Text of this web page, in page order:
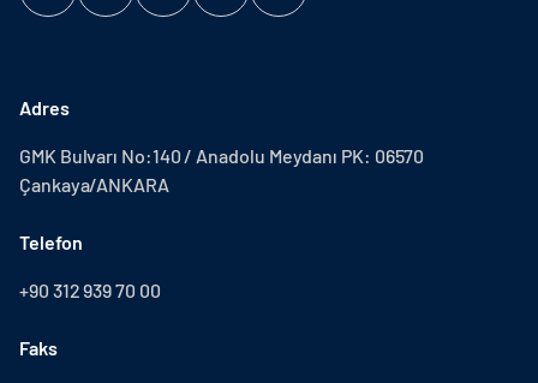
Adres
GMK Bulvarı No:140 / Anadolu Meydanı PK: 06570
Çankaya/ANKARA
Telefon
+90 312 939 70 00
Faks